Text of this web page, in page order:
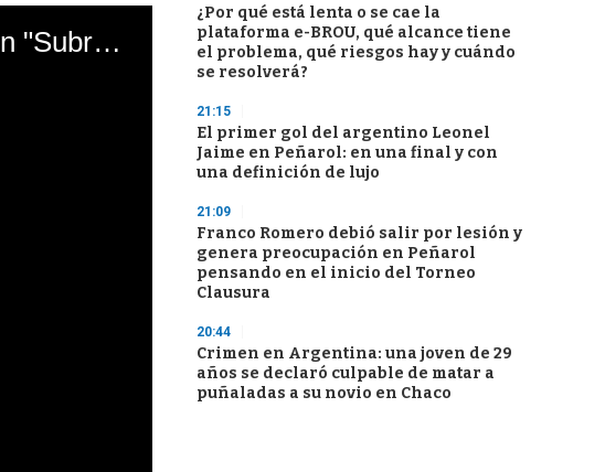
El mal momento de Yanina Gasañol con un hincha argentino en "Subrayado"
¿Por qué está lenta o se cae la
plataforma e-BROU, qué alcance tiene
el problema, qué riesgos hay y cuándo
se resolverá?
21:15
El primer gol del argentino Leonel
Jaime en Peñarol: en una final y con
una definición de lujo
21:09
Franco Romero debió salir por lesión y
genera preocupación en Peñarol
pensando en el inicio del Torneo
Clausura
20:44
Crimen en Argentina: una joven de 29
años se declaró culpable de matar a
puñaladas a su novio en Chaco